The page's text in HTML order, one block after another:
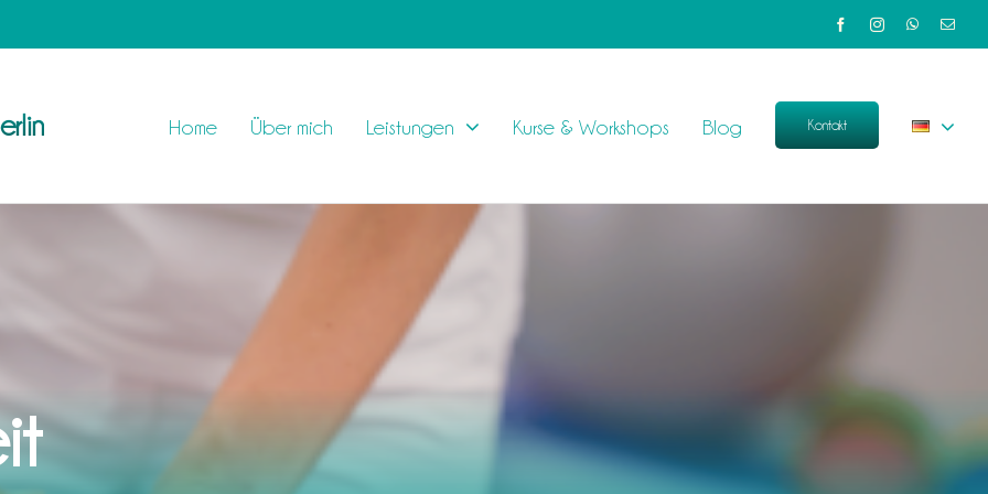
Home Über mich Leistungen Kurse & Workshops Blog Kontakt